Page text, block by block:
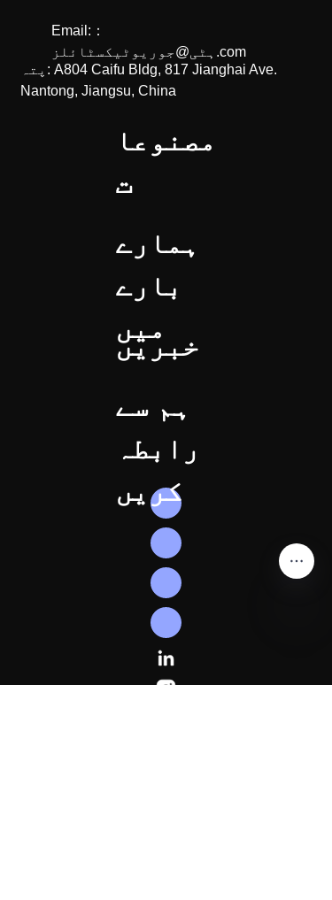
مصنوعا
ت
ہمارے
بارے
میں
خبریں
ہم سے
رابطہ
کریں
Email:：
ہٹی@جوریوٹیکسٹائلز.com
پتہ: A804 Caifu Bldg, 817 Jianghai Ave.
Nantong, Jiangsu, China